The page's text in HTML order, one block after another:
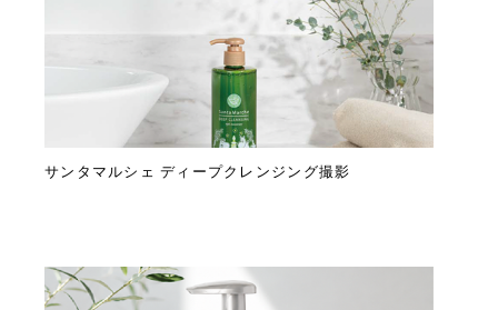
サンタマルシェ ディープクレンジング撮影